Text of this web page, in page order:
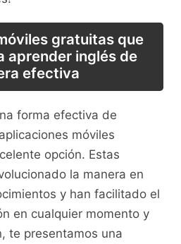
⁣gratuitas que
aprender inglés de‌
efectiva
forma efectiva de
móviles
opción. Estas
​la manera en
⁤y han‌ facilitado el
en cualquier ⁣momento‌ y
te ⁣presentamos una⁣